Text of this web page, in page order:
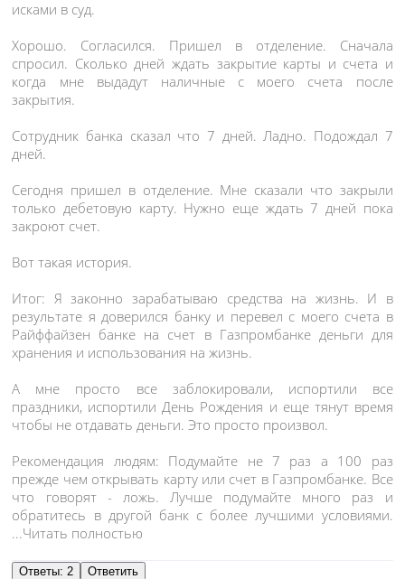
исками в суд.
Хорошо. Согласился. Пришел в отделение. Сначала
спросил. Сколько дней ждать закрытие карты и счета и
когда мне выдадут наличные с моего счета после
закрытия.
Сотрудник банка сказал что 7 дней. Ладно. Подождал 7
дней.
Сегодня пришел в отделение. Мне сказали что закрыли
только дебетовую карту. Нужно еще ждать 7 дней пока
закроют счет.
Вот такая история.
Итог: Я законно зарабатываю средства на жизнь. И в
результате я доверился банку и перевел с моего счета в
Райффайзен банке на счет в Газпромбанке деньги для
хранения и использования на жизнь.
А мне просто все заблокировали, испортили все
праздники, испортили День Рождения и еще тянут время
чтобы не отдавать деньги. Это просто произвол.
Рекомендация людям: Подумайте не 7 раз а 100 раз
прежде чем открывать карту или счет в Газпромбанке. Все
что говорят - ложь. Лучше подумайте много раз и
обратитесь в другой банк с более лучшими условиями.
...Читать полностью
Ответы: 2 Ответить